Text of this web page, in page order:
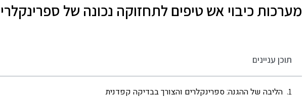
מערכות כיבוי אש טיפים לתחזוקה נכונה של
תוכן עניינים
הליבה של ההגנה: ספרינקלרים והצורך בבדיקה קפדנית